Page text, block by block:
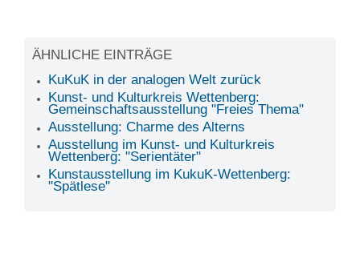
ÄHNLICHE EINTRÄGE
KuKuK in der analogen Welt zurück
Kunst- und Kulturkreis Wettenberg:
Gemeinschaftsausstellung "Freies Thema"
Ausstellung: Charme des Alterns
Ausstellung im Kunst- und Kulturkreis
Wettenberg: "Serientäter"
Kunstausstellung im KukuK-Wettenberg:
"Spätlese"